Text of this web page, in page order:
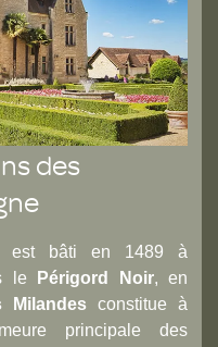
des
bâti en 1489 à
le Périgord Noir, en
Milandes constitue à
principale des